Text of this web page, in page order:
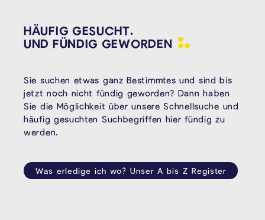
HÄUFIG GESUCHT.
UND FÜNDIG GEWORDEN
Sie suchen etwas ganz Bestimmtes und sind bis
jetzt noch nicht fündig geworden? Dann haben
Sie die Möglichkeit über unsere Schnellsuche und
häufig gesuchten Suchbegriffen hier fündig zu
werden.
Was erledige ich wo? Unser A bis Z Register